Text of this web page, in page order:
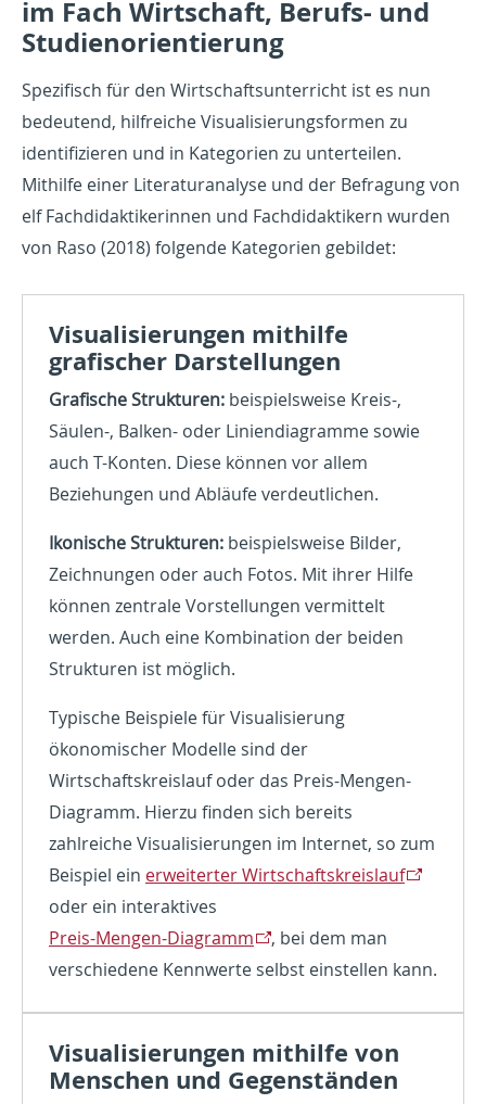
im Fach Wirtschaft, Berufs- und
Studienorientierung
Spezifisch für den Wirtschaftsunterricht ist es nun
bedeutend, hilfreiche Visualisierungsformen zu
identifizieren und in Kategorien zu unterteilen.
Mithilfe einer Literaturanalyse und der Befragung von
elf Fachdidaktikerinnen und Fachdidaktikern wurden
von Raso (2018) folgende Kategorien gebildet:
Visualisierungen mithilfe
grafischer Darstellungen
Grafische Strukturen: beispielsweise Kreis-,
Säulen-, Balken- oder Liniendiagramme sowie
auch T-Konten. Diese können vor allem
Beziehungen und Abläufe verdeutlichen.
Ikonische Strukturen: beispielsweise Bilder,
Zeichnungen oder auch Fotos. Mit ihrer Hilfe
können zentrale Vorstellungen vermittelt
werden. Auch eine Kombination der beiden
Strukturen ist möglich.
Typische Beispiele für Visualisierung
ökonomischer Modelle sind der
Wirtschaftskreislauf oder das Preis-Mengen-
Diagramm. Hierzu finden sich bereits
zahlreiche Visualisierungen im Internet, so zum
Beispiel ein erweiterter Wirtschaftskreislauf
oder ein interaktives
Preis-Mengen-Diagramm
, bei dem man
verschiedene Kennwerte selbst einstellen kann.
Visualisierungen mithilfe von
Menschen und Gegenständen